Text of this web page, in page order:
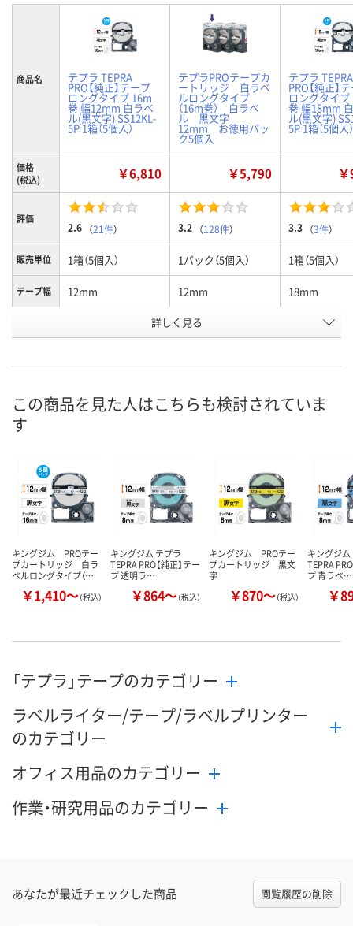
商品名 テプラ TEPRA
PRO【純正】テープ
ロングタイプ 16m
巻 幅12mm 白ラベ
ル(黒文字) SS12KL-
5P 1箱（5個入）
テプラPROテープカ
ートリッジ 白ラベ
ルロングタイプ
（16m巻） 白ラベ
ル 黒文字
12mm お徳用パッ
ク5個入
テプラ TEPRA
PRO【純正】
ロングタイ
巻 幅18mm
ル(黒文字)
5P 1箱（5個入）
価格
(税込)
￥6,810 ￥5,790
評価
2.6 （21件） 3.2 （128件） 3.3 （3件）
販売単位 1箱（5個入） 1パック（5個入） 1箱（5個入）
テープ幅 12mm 12mm 18mm
白ラベル 黒文字
号
お届け日
カゴへ
お取り扱い終了しま
した
カ
詳しく見る
この商品を見た人はこちらも検討されていま
す
キングジム PROテー
プカートリッジ 白ラ
ベルロングタイプ（…
￥1,410～（税込）
キングジム テプラ
TEPRA PRO【純正】テー
プ 透明ラ…
￥864～（税込）
キングジム PROテー
プカートリッジ 黒文
字
￥870～（税込）
キングジム
TEPRA
プ 青ラベ…
￥
「テプラ」テープのカテゴリー
ラベルライター/テープ/ラベルプリンター
のカテゴリー
オフィス用品のカテゴリー
作業・研究用品のカテゴリー
あなたが最近チェックした商品 閲覧履歴の削除